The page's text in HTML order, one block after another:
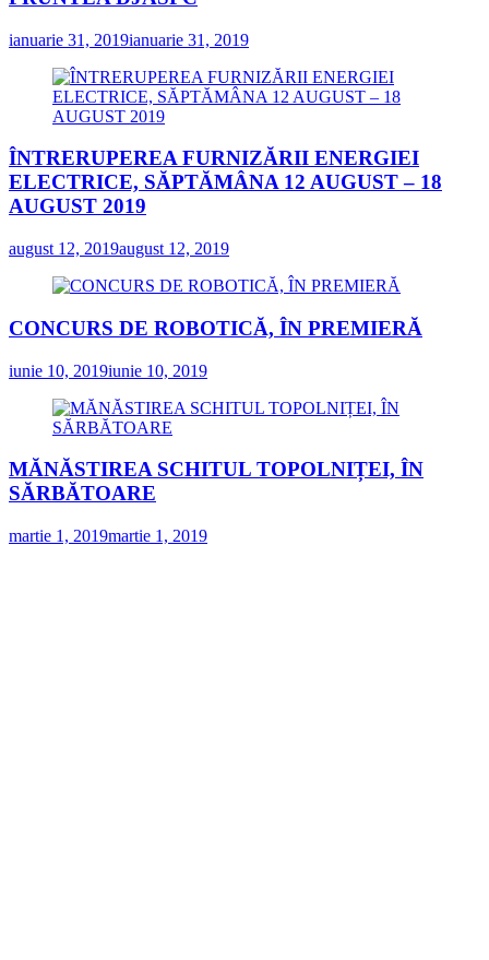
ianuarie 31, 2019ianuarie 31, 2019
ÎNTRERUPEREA FURNIZĂRII ENERGIEI
ELECTRICE, SĂPTĂMÂNA 12 AUGUST – 18
AUGUST 2019
august 12, 2019august 12, 2019
CONCURS DE ROBOTICĂ, ÎN PREMIERĂ
iunie 10, 2019iunie 10, 2019
MĂNĂSTIREA SCHITUL TOPOLNIȚEI, ÎN
SĂRBĂTOARE
martie 1, 2019martie 1, 2019